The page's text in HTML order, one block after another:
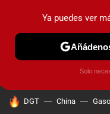
PRUEBAS COCHES
HOY SE HABLA DE
DGT China
Ya puedes ver
Solo